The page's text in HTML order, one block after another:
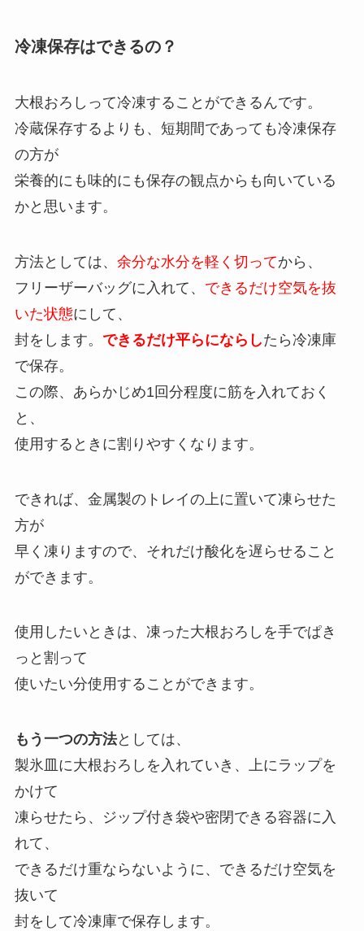
冷凍保存はできるの？
大根おろしって冷凍することができるんです。
冷蔵保存するよりも、短期間であっても冷凍保存
の方が
栄養的にも味的にも保存の観点からも向いている
かと思います。
方法としては、 余分な水分を軽く切ってから、
フリーザーバッグに入れて、 できるだけ空気を抜
いた状態にして、
封をします。 できるだけ平らにならしたら冷凍庫
で保存。
この際、あらかじめ1回分程度に筋を入れておく
と、
使用するときに割りやすくなります。
できれば、金属製のトレイの上に置いて凍らせた
方が
早く凍りますので、それだけ酸化を遅らせること
ができます。
使用したいときは、凍った大根おろしを手でぱき
っと割って
使いたい分使用することができます。
もう一つの方法としては、
製氷皿に大根おろしを入れていき、上にラップを
かけて
凍らせたら、ジップ付き袋や密閉できる容器に入
れて、
できるだけ重ならないように、できるだけ空気を
抜いて
封をして冷凍庫で保存します。